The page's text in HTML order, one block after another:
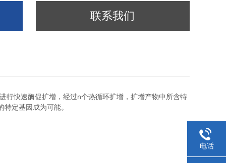
联系我们
行快速酶促扩增，经过n个热循环扩增，扩增产物中所含特
定基因成为可能。
电话